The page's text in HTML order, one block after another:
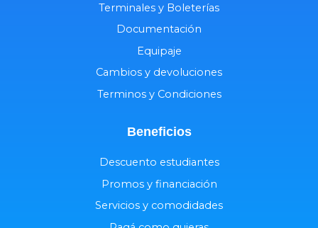
Terminales y Boleterías
Documentación
Equipaje
Cambios y devoluciones
Terminos y Condiciones
Beneficios
Descuento estudiantes
Promos y financiación
Servicios y comodidades